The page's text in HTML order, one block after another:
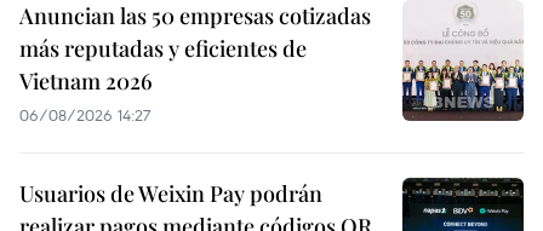
Anuncian las 50 empresas cotizadas
más reputadas y eficientes de
Vietnam 2026
06/08/2026 14:27
Usuarios de Weixin Pay podrán